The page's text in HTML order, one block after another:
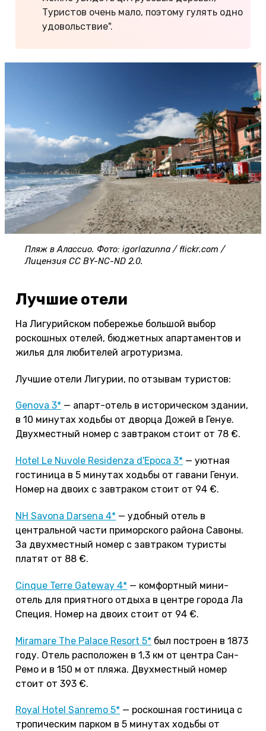
Туристов очень мало, поэтому гулять одно
удовольствие".
Пляж в Алассио. Фото: igorlazunna / flickr.com /
Лицензия CC BY-NC-ND 2.0.
Лучшие отели
На Лигурийском побережье большой выбор
роскошных отелей, бюджетных апартаментов и
жилья для любителей агротуризма.
Лучшие отели Лигурии, по отзывам туристов:
Genova 3* — апарт-отель в историческом здании,
в 10 минутах ходьбы от дворца Дожей в Генуе.
Двухместный номер с завтраком стоит от 78 €.
Hotel Le Nuvole Residenza d'Epoca 3* — уютная
гостиница в 5 минутах ходьбы от гавани Генуи.
Номер на двоих с завтраком стоит от 94 €.
NH Savona Darsena 4* — удобный отель в
центральной части приморского района Савоны.
За двухместный номер с завтраком туристы
платят от 88 €.
Cinque Terre Gateway 4* — комфортный мини-
отель для приятного отдыха в центре города Ла
Специя. Номер на двоих стоит от 94 €.
Miramare The Palace Resort 5* был построен в 1873
году. Отель расположен в 1,3 км от центра Сан-
Ремо и в 150 м от пляжа. Двухместный номер
стоит от 393 €.
Royal Hotel Sanremo 5* — роскошная гостиница с
тропическим парком в 5 минутах ходьбы от